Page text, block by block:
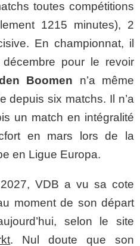
toutes compétitions
1215 minutes), 2
En championnat, il
pour le revoir
Boomen n’a même
depuis six matchs. Il n’a
un match en intégralité
en mars lors de la
en Ligue Europa.
VDB a vu sa cote
moment de son départ
selon le site
. Nul doute que son